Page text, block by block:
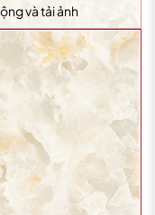
và tải ảnh